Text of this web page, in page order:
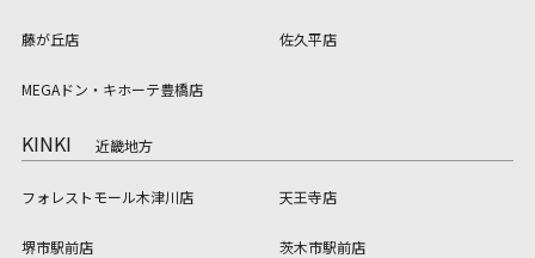
藤が丘店 佐久平店
MEGAドン・キホーテ豊橋店
KINKI 近畿地方
フォレストモール木津川店 天王寺店
堺市駅前店 茨木市駅前店